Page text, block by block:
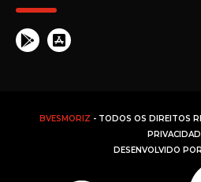
BVESMORIZ - TODOS OS DIREITOS
DESENVOLVIDO POR